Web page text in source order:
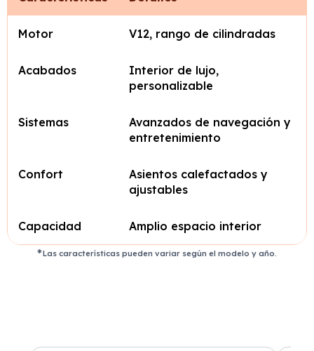
Motor V12, rango de cilindradas
Acabados
Interior de lujo,
personalizable
Sistemas
Avanzados de navegación y
entretenimiento
Confort
Asientos calefactados y
ajustables
Capacidad Amplio espacio interior
Las características pueden variar según el modelo y año.